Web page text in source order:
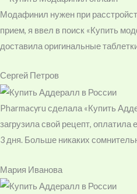
Модафинил нужен при
прием, я ввел в поиск «Купить
доставила оригинальные
Сергей Петров
Pharmacyru сделала «Купить
загрузила свой рецепт, оплатила
3 дня. Больше никаких
Мария Иванова